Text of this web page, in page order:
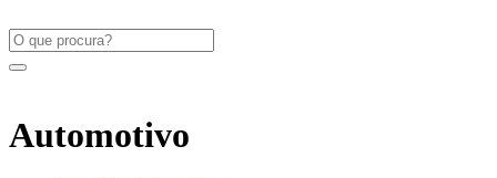
Automotivo